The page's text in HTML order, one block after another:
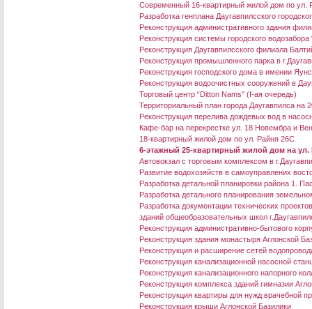
Современный 16-квартирный жилой дом по ул.
Разработка генплана Даугавпилсского
Реконструкция административного здания
Реконструкция системы городского
Реконструкция Даугавпилсского филиала
Реконструкция промышленного парка в
Реконструкция господского дома в имении
Реконструкция водоочистных сооружений в
Торговый центр “Ditton Nams” (I-ая очередь)
Территориальный план города Даугавпилса на
Реконструкция перелива дождевых вод в
Кафе-бар на перекрестке ул. 18 Новембра и
18-квартирный жилой дом по ул. Райня 26C
6-этажный 25-квартирный жилой дом на ул.
Aвтовокзал с торговым комплексом в
Развитие водохозяйств в самоуправлених
Разработка детальной планировки района 1.
Разработка детального планирования
Разработка документации технических
зданий общеобразовательных школ
Реконструкция административно-бытового
Реконструкция здания монастыря Аглонской
Реконструкция и расширение сетей
Реконструкция канализационной насосной
Реконструкция канализационного напорного
Реконструкция комплекса зданий гимназии
Реконструкция квартиры для нужд врачебной
Реконструкция крыши Аглонской Базилики